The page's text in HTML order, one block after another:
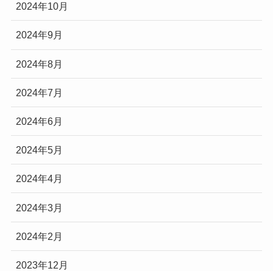
2024年10月
2024年9月
2024年8月
2024年7月
2024年6月
2024年5月
2024年4月
2024年3月
2024年2月
2023年12月